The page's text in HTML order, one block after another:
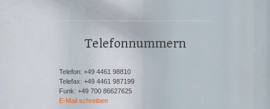
Telefonnummern
Telefon: +49 4461 98810
Telefax: +49 4461 987199
Funk: +49 700 86627625
E-Mail schreiben